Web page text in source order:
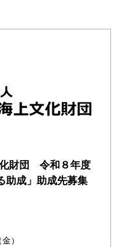
財団 令和８年度
助成」助成先募集
）